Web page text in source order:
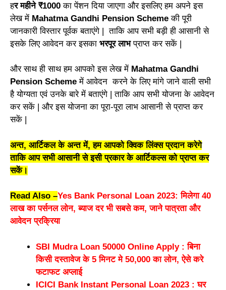
हर महीने ₹1000 का पेंशन दिया जाएगा और इसलिए हम अपने इस
लेख में Mahatma Gandhi Pension Scheme की पूरी
जानकारी विस्तार पूर्वक बताएंगे | ताकि आप सभी बड़ी ही आसानी से
इसके लिए आवेदन कर इसका भरपूर लाभप्राप्त कर सकें |
और साथ ही साथ हम आपको इस लेख में Mahatma Gandhi
Pension Scheme में आवेदन करने के लिए मांगे जाने वाली सभी
है योग्यता एवं उनके बारे में बताएंगे | ताकि आप सभी योजना के आवेदन
कर सकें | और इस योजना का पूरा-पूरा लाभ आसानी से प्राप्त कर
सकें |
अन्त, आर्टिकल के अन्त में, हम आपको क्विक लिंक्स प्रदान करेगे
ताकि आप सभी आसानी से इसी प्रकार के आर्टिकल्स को प्राप्त कर
सकें।
Read Also –Yes Bank Personal Loan 2023: मिलेगा 40
लाख का पर्सनल लोन, ब्याज दर भी सबसे कम, जाने पात्रता और
आवेदन प्रक्रिया
SBI Mudra Loan 50000 Online Apply : बिना
किसी दस्तावेज के 5 मिनट मे 50,000 का लोन, ऐसे करे
फटाफट अप्लाई
ICICI Bank Instant Personal Loan 2023 : घर